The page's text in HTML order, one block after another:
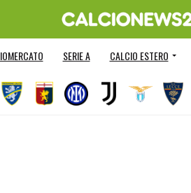
SERIE A CALCIO ESTERO